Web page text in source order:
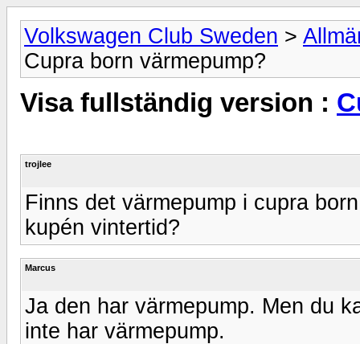
Volkswagen Club Sweden >
Cupra born värmepump?
Visa fullständig version :
trojlee
Finns det värmepump i cupra
kupén vintertid?
Marcus
Ja den har värmepump. Men du
inte har värmepump.